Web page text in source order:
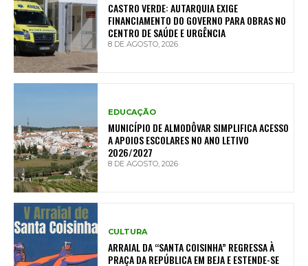
CASTRO VERDE: AUTARQUIA EXIGE
FINANCIAMENTO DO GOVERNO PARA OBRAS NO
CENTRO DE SAÚDE E URGÊNCIA
8 DE AGOSTO, 2026
EDUCAÇÃO
MUNICÍPIO DE ALMODÔVAR SIMPLIFICA ACESSO
A APOIOS ESCOLARES NO ANO LETIVO
2026/2027
8 DE AGOSTO, 2026
CULTURA
ARRAIAL DA “SANTA COISINHA” REGRESSA À
PRAÇA DA REPÚBLICA EM BEJA E ESTENDE-SE